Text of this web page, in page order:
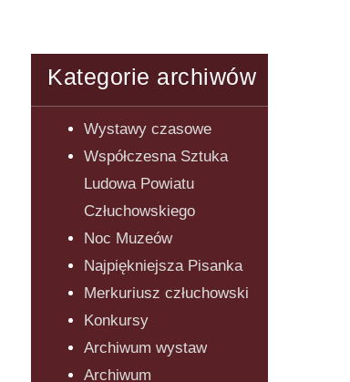
Kategorie archiwów
Wystawy czasowe
Współczesna Sztuka
Ludowa Powiatu
Człuchowskiego
Noc Muzeów
Najpiękniejsza Pisanka
Merkuriusz człuchowski
Konkursy
Archiwum wystaw
Archiwum